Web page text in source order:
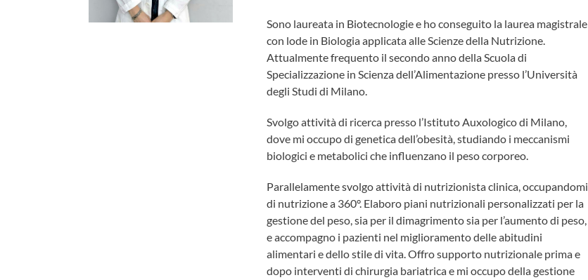
Sono laureata in Biotecnologie e ho conseguito la laurea magistrale
con lode in Biologia applicata alle Scienze della Nutrizione.
Attualmente frequento il secondo anno della Scuola di
Specializzazione in Scienza dell’Alimentazione presso l’Università
degli Studi di Milano.
Svolgo attività di ricerca presso l’Istituto Auxologico di Milano,
dove mi occupo di genetica dell’obesità, studiando i meccanismi
biologici e metabolici che influenzano il peso corporeo.
Parallelamente svolgo attività di nutrizionista clinica, occupandomi
di nutrizione a 360°. Elaboro piani nutrizionali personalizzati per la
gestione del peso, sia per il dimagrimento sia per l’aumento di peso,
e accompagno i pazienti nel miglioramento delle abitudini
alimentari e dello stile di vita. Offro supporto nutrizionale prima e
dopo interventi di chirurgia bariatrica e mi occupo della gestione